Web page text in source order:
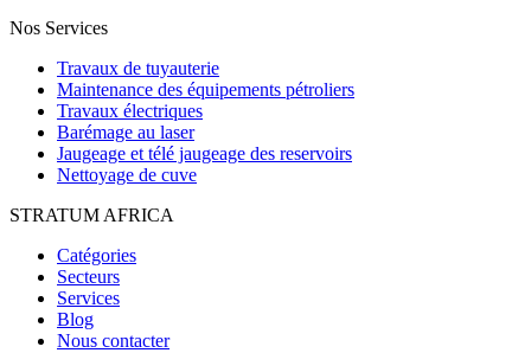
Nos Services
Travaux de tuyauterie
Maintenance des équipements pétroliers
Travaux électriques
Barémage au laser
Jaugeage et télé jaugeage des reservoirs
Nettoyage de cuve
STRATUM AFRICA
Catégories
Secteurs
Services
Blog
Nous contacter